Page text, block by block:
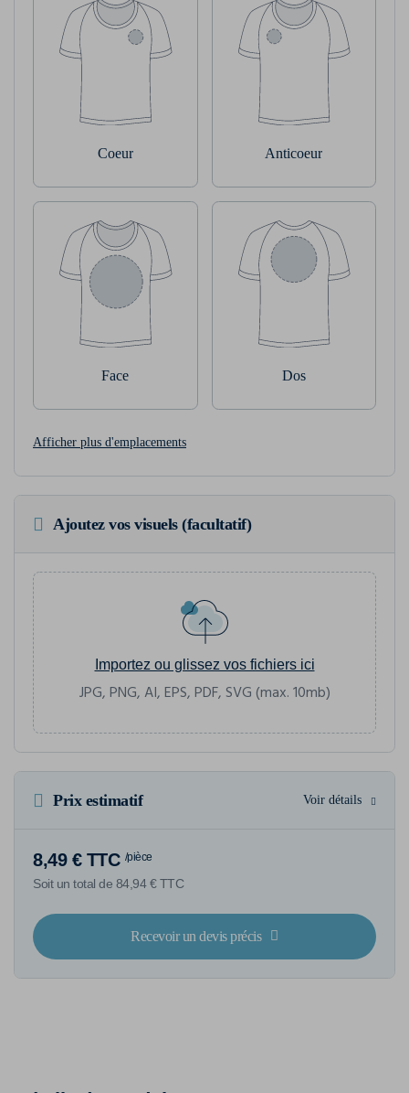
Coeur Anticoeur
Face Dos
Afficher plus d'emplacements
Ajoutez vos visuels (facultatif)
Importez ou glissez vos fichiers ici
JPG, PNG, AI, EPS, PDF, SVG (max. 10mb)
Prix estimatif Voir détails
8,49 € TTC /pièce
Soit un total de 84,94 € TTC
Recevoir un devis précis